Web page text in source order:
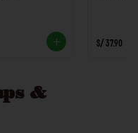
S/ 37.90
&